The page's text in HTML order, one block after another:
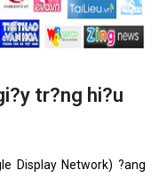
tr?ng hi?u
Display Network) ?ang